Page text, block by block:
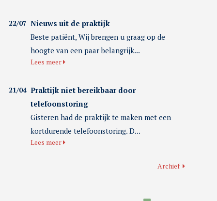
22/07 Nieuws uit de praktijk
Beste patiënt, Wij brengen u graag op de
hoogte van een paar belangrijk...
Lees meer
21/04 Praktijk niet bereikbaar door
telefoonstoring
Gisteren had de praktijk te maken met een
kortdurende telefoonstoring. D...
Lees meer
Archief